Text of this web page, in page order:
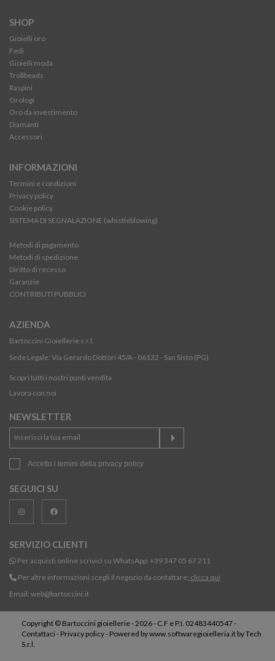
SHOP
Gioielli oro
Fedi
Gioielli moda
Trollbeads
Raspini
Orologi
Oro da investimento
Diamanti
Accessori
INFORMAZIONI
Termini e condizioni
Privacy policy
Cookie policy
SISTEMA DI SEGNALAZIONE (whistleblowing)
Metodi di pagamento
Metodi di spedizione
Diritto di recesso
Garanzie
CONTRIBUTI PUBBLICI
AZIENDA
Bartoccini Gioiellerie s.r.l.
Sede Legale: Via Gerardo Dottori 45/A - 06132 - San Sisto (PG)
Scopri tutti i nostri punti vendita
Lavora con noi
NEWSLETTER
Accetto i temini della privacy policy
SEGUICI SU
SERVIZIO CLIENTI
Per acquisti online scrivici su WhatsApp: +39 347 05 67 211
Per altre informazioni scegli il negozio da contattare: clicca qui
Email: web@bartoccini.it
Copyright © Bartoccini gioiellerie - 2026 - C.F e P.I. 02483440547 -
Contattaci - Privacy policy- Powered bywww.softwaregioielleria.it byTech
S.r.l.